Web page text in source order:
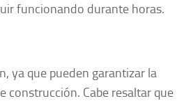
funcionando durante horas.
ya que pueden garantizar la
construcción. Cabe resaltar que